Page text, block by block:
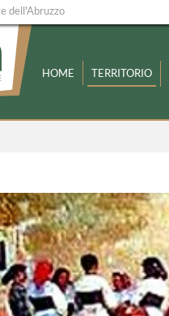
dell'Abruzzo
HOME TERRITORIO